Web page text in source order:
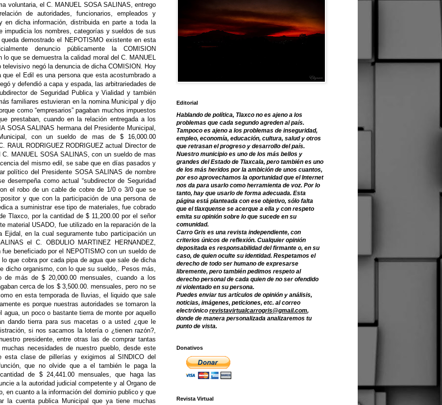
voluntaria, el C. MANUEL SOSA SALINAS, entrego
de autoridades, funcionarios, empleados y
en dicha información, distribuida en parte a toda la
impudicia los nombres, categorías y sueldos de sus
demostrado el NEPOTISMO existente en esta
denuncio públicamente la COMISION
que se demuestra la calidad moral del C. MANUEL
negó la denuncia de dicha COMISION. Hoy
el Edil es una persona que esta acostumbrado a
y defendió a capa y espada, las arbitrariedades de
de Seguridad Publica y Vialidad y también
familiares estuvieran en la nomina Municipal y dijo
como “empresarios” pagaban muchos impuestos
prestaban, cuando en la relación entregada a los
SOSA SALINAS hermana del Presidente Municipal,
con un sueldo de mas de $ 16,000.00
RAUL RODRIGUEZ RODRIGUEZ actual Director de
MANUEL SOSA SALINAS, con un sueldo de mas
del mismo edil, se sabe que en días pasados y
político del Presidente SOSA SALINAS de nombre
desempeña como actual “subdirector de Seguridad
el robo de un cable de cobre de 1/0 o 3/0 que se
y que con la participación de una persona de
a suministrar ese tipo de materiales, fue cobrado
Tlaxco, por la cantidad de $ 11,200.00 por el señor
material USADO, fue utilizado en la reparación de la
Ejidal, en la cual seguramente tubo participación un
el C. OBDULIO MARTINEZ HERNANDEZ,
beneficiado por el NEPOTISMO con un sueldo de
que cobra por cada pipa de agua que sale de dicha
dicho organismo, con lo que su sueldo,. Pesos más,
de más de $ 20,000.00 mensuales, cuando a los
cerca de los $ 3,500.00. mensuales, pero no se
en esta temporada de lluvias, el liquido que sale
es porque nuestras autoridades se tomaron la
un poco o bastante tierra de monte por aquello
dando tierra para sus macetas o a usted ¿que le
si nos sacamos la lotería o ¿tienen razón?,
presidente, entre otras las de comprar tantas
necesidades de nuestro pueblo, desde este
esta clase de pillerías y exigimos al SINDICO del
que no olvide que a el también le paga la
de $ 24,441.00 mensuales, que haga las
a la autoridad judicial competente y al Organo de
en cuanto a la información del dominio publico y que
la cuenta publica Municipal que ya tiene muchas
Editorial
Hablando de política, Tlaxco no es ajeno a los
problemas que cada segundo agreden al país.
Tampoco es ajeno a los problemas de inseguridad,
empleo, economía, educación, cultura, salud y otros
que retrasan el progreso y desarrollo del país.
Nuestro municipio es uno de los más bellos y
grandes del Estado de Tlaxcala, pero también es uno
de los más heridos por la ambición de unos cuantos,
por eso aprovechamos la oportunidad que el Internet
nos da para usarlo como herramienta de voz. Por lo
tanto, hay que usarlo de forma adecuada. Esta
página está planteada con ese objetivo, sólo falta
que el tlaxquense se acerque a ella y con respeto
emita su opinión sobre lo que sucede en su
comunidad.
Carro Gris es una revista independiente, con
criterios únicos de reflexión. Cualquier opinión
depositada es responsabilidad del firmante o, en su
caso, de quien oculte su identidad. Respetamos el
derecho de todo ser humano de expresarse
libremente, pero también pedimos respeto al
derecho personal de cada quien de no ser ofendido
ni violentado en su persona.
Puedes enviar tus artículos de opinión y análisis,
noticias, imágenes, peticiones, etc. al correo
electrónico revistavirtualcarrogris@gmail.com,
donde de manera personalizada analizaremos tu
punto de vista.
Donativos
Revista Virtual